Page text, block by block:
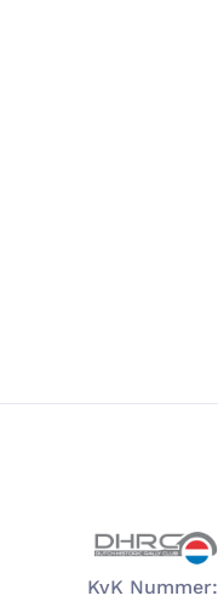
KvK Nummer: